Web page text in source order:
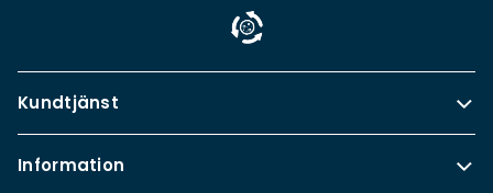
Kundtjänst
Information